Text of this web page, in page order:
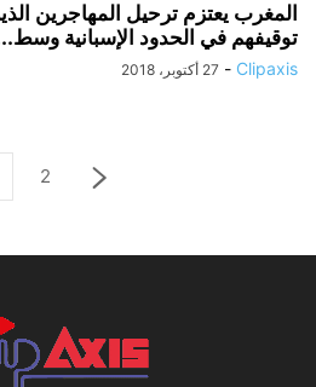
المغرب يعتزم ترحيل المهاجرين
توقيفهم في الحدود الإسبانية
Clipaxis
- 27 أكتوبر، 2018
2